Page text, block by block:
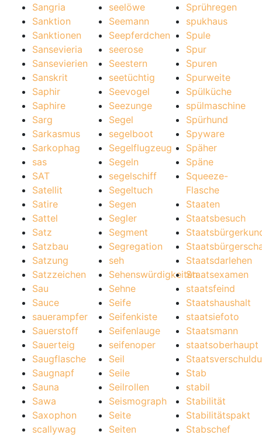
Sangria
Sanktion
Sanktionen
Sansevieria
Sansevierien
Sanskrit
Saphir
Saphire
Sarg
Sarkasmus
Sarkophag
sas
SAT
Satellit
Satire
Sattel
Satz
Satzbau
Satzung
Satzzeichen
Sau
Sauce
sauerampfer
Sauerstoff
Sauerteig
Saugflasche
Saugnapf
Sauna
Sawa
Saxophon
scallywag
seelöwe
Seemann
Seepferdchen
seerose
Seestern
seetüchtig
Seevogel
Seezunge
Segel
segelboot
Segelflugzeug
Segeln
segelschiff
Segeltuch
Segen
Segler
Segment
Segregation
seh
Sehenswürdigkeiten
Sehne
Seife
Seifenkiste
Seifenlauge
seifenoper
Seil
Seile
Seilrollen
Seismograph
Seite
Seiten
Sprühregen
spukhaus
Spule
Spur
Spuren
Spurweite
Spülküche
spülmaschine
Spürhund
Spyware
Späher
Späne
Squeeze-
Flasche
Staaten
Staatsbesuch
Staatsdarlehen
Staatsexamen
staatsfeind
Staatshaushalt
staatsiefoto
Staatsmann
staatsoberhaupt
Stab
stabil
Stabilität
Stabilitätspakt
Stabschef